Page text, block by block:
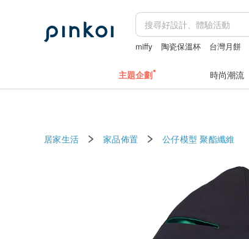
miffy 陶瓷保溫杯 台灣月餅
主題企劃 時尚潮流
居家生活 家品佈置 公仔模型 聚酯纖維